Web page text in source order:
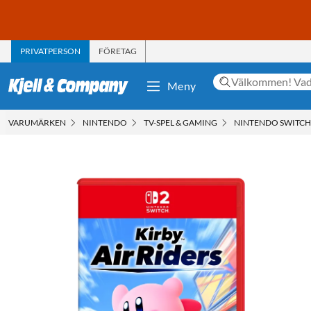
PRIVATPERSON FÖRETAG
Meny
VARUMÄRKEN NINTENDO TV-SPEL & GAMING NINTENDO SWITCH